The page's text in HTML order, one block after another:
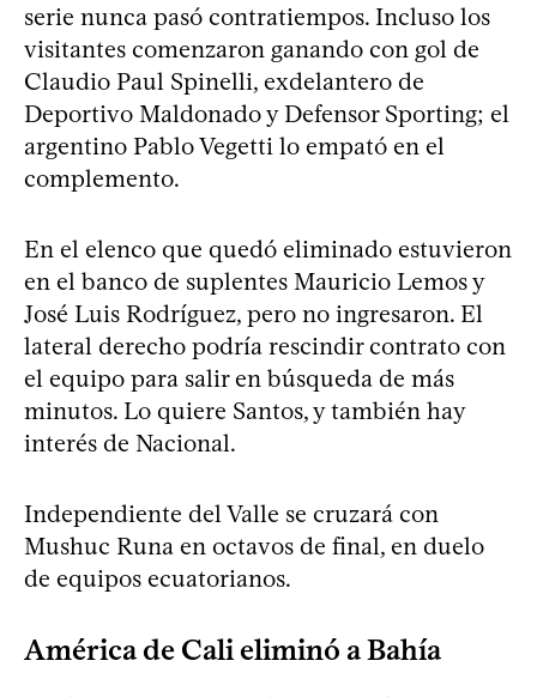
serie nunca pasó contratiempos. Incluso los
visitantes comenzaron ganando con gol de
Claudio Paul Spinelli, exdelantero de
Deportivo Maldonado y Defensor Sporting; el
argentino Pablo Vegetti lo empató en el
complemento.
En el elenco que quedó eliminado estuvieron
en el banco de suplentes Mauricio Lemos y
José Luis Rodríguez, pero no ingresaron. El
lateral derecho podría rescindir contrato con
el equipo para salir en búsqueda de más
minutos. Lo quiere Santos, y también hay
interés de Nacional.
Independiente del Valle se cruzará con
Mushuc Runa en octavos de final, en duelo
de equipos ecuatorianos.
América de Cali eliminó a Bahía